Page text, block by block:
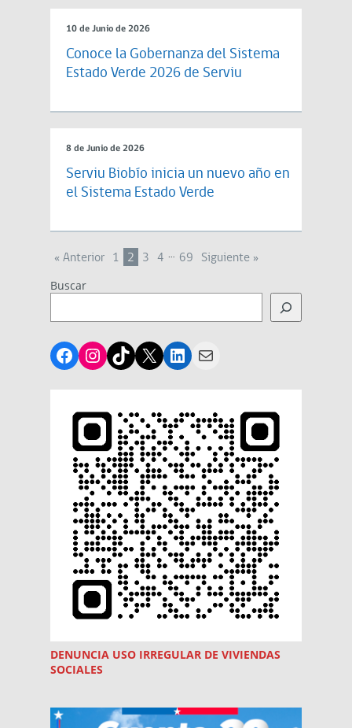
10 de Junio de 2026
Conoce la Gobernanza del Sistema
Estado Verde 2026 de Serviu
8 de Junio de 2026
Serviu Biobío inicia un nuevo año en
el Sistema Estado Verde
« Anterior 1 2 3 4 … 69 Siguiente »
Buscar
Facebook
Instagram
TikTok
X LinkedIn
Mail
DENUNCIA USO IRREGULAR DE VIVIENDAS
SOCIALES